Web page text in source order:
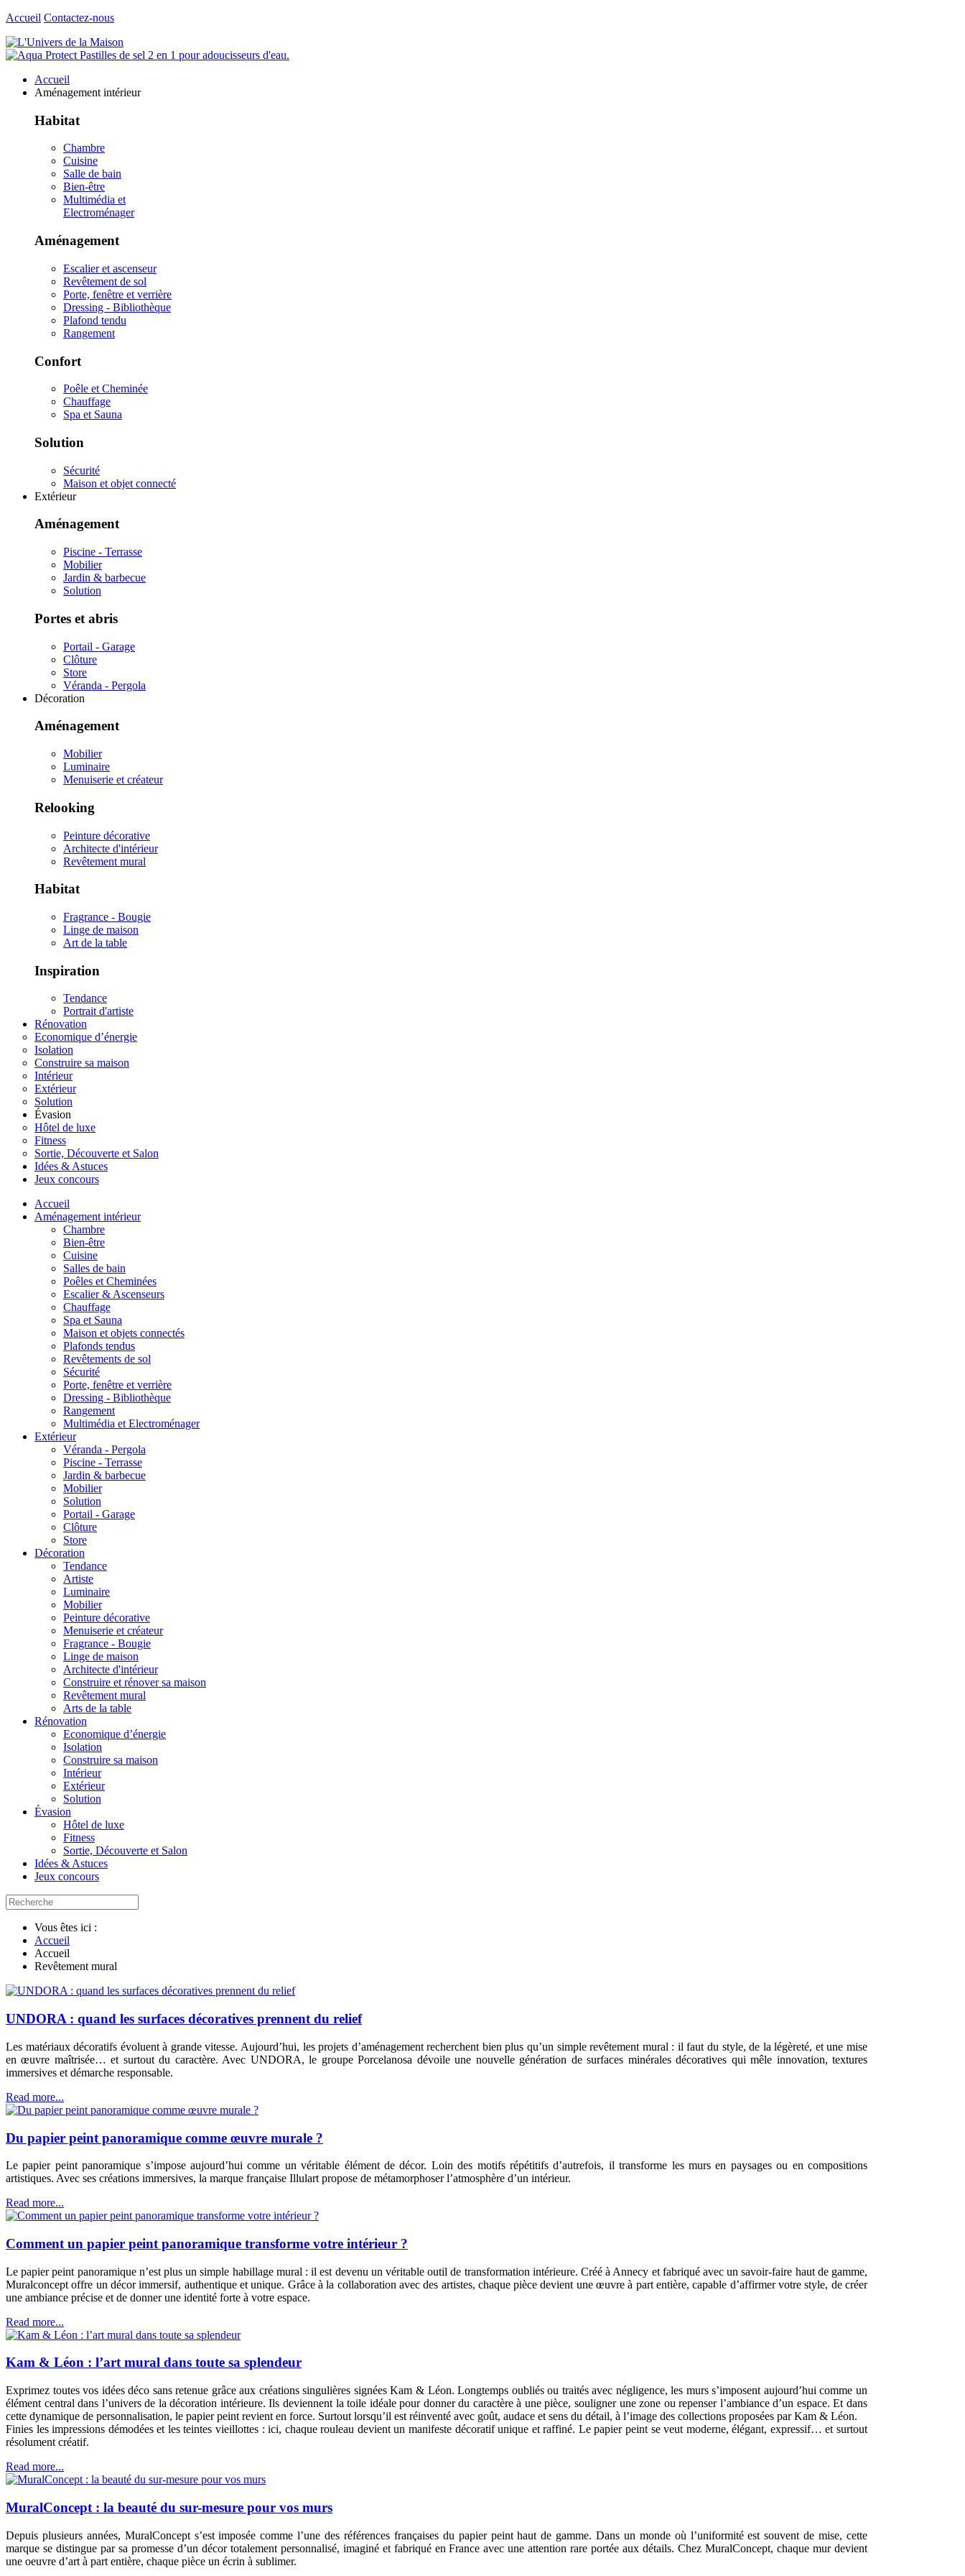
Accueil Contactez-nous
Accueil
Aménagement intérieur
Habitat
Chambre
Cuisine
Salle de bain
Bien-être
Multimédia et
Electroménager
Aménagement
Escalier et ascenseur
Revêtement de sol
Porte, fenêtre et verrière
Dressing - Bibliothèque
Plafond tendu
Rangement
Confort
Poêle et Cheminée
Chauffage
Spa et Sauna
Solution
Sécurité
Maison et objet connecté
Extérieur
Aménagement
Piscine - Terrasse
Mobilier
Jardin & barbecue
Solution
Portes et abris
Portail - Garage
Clôture
Store
Véranda - Pergola
Décoration
Aménagement
Mobilier
Luminaire
Menuiserie et créateur
Relooking
Peinture décorative
Architecte d'intérieur
Revêtement mural
Habitat
Fragrance - Bougie
Linge de maison
Art de la table
Inspiration
Tendance
Portrait d'artiste
Rénovation
Economique d’énergie
Isolation
Construire sa maison
Intérieur
Extérieur
Solution
Évasion
Hôtel de luxe
Fitness
Sortie, Découverte et Salon
Idées & Astuces
Jeux concours
Accueil
Aménagement intérieur
Chambre
Bien-être
Cuisine
Salles de bain
Poêles et Cheminées
Escalier & Ascenseurs
Chauffage
Spa et Sauna
Maison et objets connectés
Plafonds tendus
Revêtements de sol
Sécurité
Porte, fenêtre et verrière
Dressing - Bibliothèque
Rangement
Multimédia et Electroménager
Extérieur
Véranda - Pergola
Piscine - Terrasse
Jardin & barbecue
Mobilier
Solution
Portail - Garage
Clôture
Store
Décoration
Tendance
Artiste
Luminaire
Mobilier
Peinture décorative
Menuiserie et créateur
Fragrance - Bougie
Linge de maison
Architecte d'intérieur
Construire et rénover sa maison
Revêtement mural
Arts de la table
Rénovation
Economique d’énergie
Isolation
Construire sa maison
Intérieur
Extérieur
Solution
Évasion
Hôtel de luxe
Fitness
Sortie, Découverte et Salon
Idées & Astuces
Jeux concours
Vous êtes ici :
Accueil
Accueil
Revêtement mural
UNDORA : quand les surfaces décoratives prennent du relief
Les matériaux décoratifs évoluent à grande vitesse. Aujourd’hui, les projets d’aménagement recherchent bien plus qu’un simple revêtement mural : il faut du style, de la légèreté, et une mise
en œuvre maîtrisée… et surtout du caractère. Avec UNDORA, le groupe Porcelanosa dévoile une nouvelle génération de surfaces minérales décoratives qui mêle innovation, textures
immersives et démarche responsable.
Read more...
Du papier peint panoramique comme œuvre murale ?
Le papier peint panoramique s’impose aujourd’hui comme un véritable élément de décor. Loin des motifs répétitifs d’autrefois, il transforme les murs en paysages ou en compositions
artistiques. Avec ses créations immersives, la marque française Illulart propose de métamorphoser l’atmosphère d’un intérieur.
Read more...
Comment un papier peint panoramique transforme votre intérieur ?
Le papier peint panoramique n’est plus un simple habillage mural : il est devenu un véritable outil de transformation intérieure. Créé à Annecy et fabriqué avec un savoir-faire haut de gamme,
Muralconcept offre un décor immersif, authentique et unique. Grâce à la collaboration avec des artistes, chaque pièce devient une œuvre à part entière, capable d’affirmer votre style, de créer
une ambiance précise et de donner une identité forte à votre espace.
Read more...
Kam & Léon : l’art mural dans toute sa splendeur
Exprimez toutes vos idées déco sans retenue grâce aux créations singulières signées Kam & Léon. Longtemps oubliés ou traités avec négligence, les murs s’imposent aujourd’hui comme un
élément central dans l’univers de la décoration intérieure. Ils deviennent la toile idéale pour donner du caractère à une pièce, souligner une zone ou repenser l’ambiance d’un espace. Et dans
cette dynamique de personnalisation, le papier peint revient en force. Surtout lorsqu’il est réinventé avec goût, audace et sens du détail, à l’image des collections proposées par Kam & Léon.
Finies les impressions démodées et les teintes vieillottes : ici, chaque rouleau devient un manifeste décoratif unique et raffiné. Le papier peint se veut moderne, élégant, expressif… et surtout
résolument créatif.
Read more...
MuralConcept : la beauté du sur-mesure pour vos murs
Depuis plusieurs années, MuralConcept s’est imposée comme l’une des références françaises du papier peint haut de gamme. Dans un monde où l’uniformité est souvent de mise, cette
marque se distingue par sa promesse d’un décor totalement personnalisé, imaginé et fabriqué en France avec une attention rare portée aux détails. Chez MuralConcept, chaque mur devient
une oeuvre d’art à part entière, chaque pièce un écrin à sublimer.